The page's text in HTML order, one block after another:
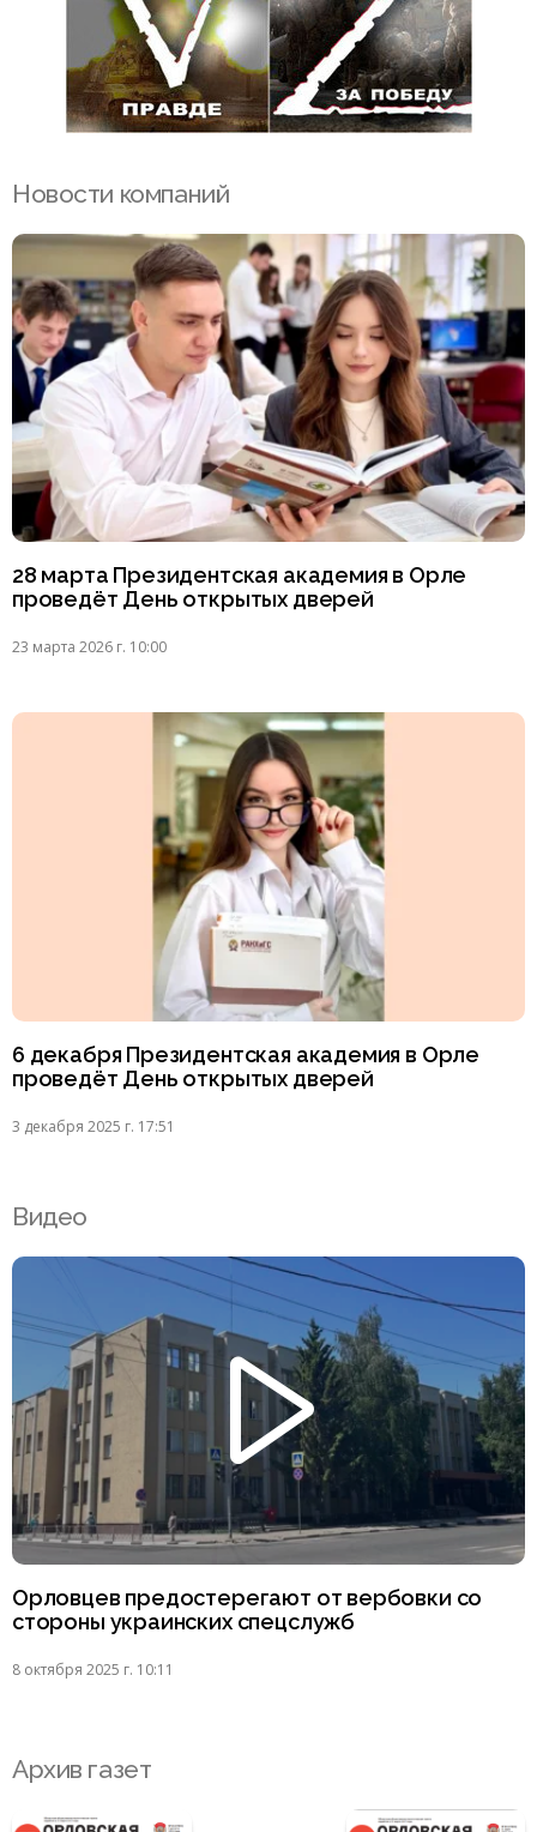
Новости компаний
28 марта Президентская академия в Орле
проведёт День открытых дверей
23 марта 2026 г. 10:00
6 декабря Президентская академия в Орле
проведёт День открытых дверей
3 декабря 2025 г. 17:51
Видео
Орловцев предостерегают от вербовки со
стороны украинских спецслужб
8 октября 2025 г. 10:11
Архив газет